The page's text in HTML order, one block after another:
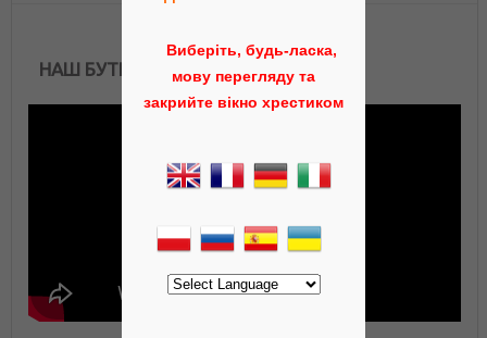
НАШ БУТИК АЮРВЕДЫ
Виберіть, будь-ласка,
мову перегляду та
закрийте вікно хрестиком